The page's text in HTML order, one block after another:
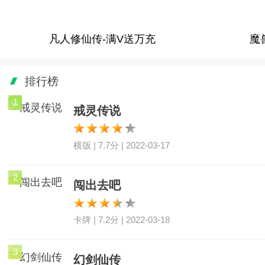
凡人修仙传-满V送万充 魔
排行榜
1
戒灵传说
横版 | 7.7分 | 2022-03-17
2
闯出去吧
卡牌 | 7.2分 | 2022-03-18
3
幻剑仙传